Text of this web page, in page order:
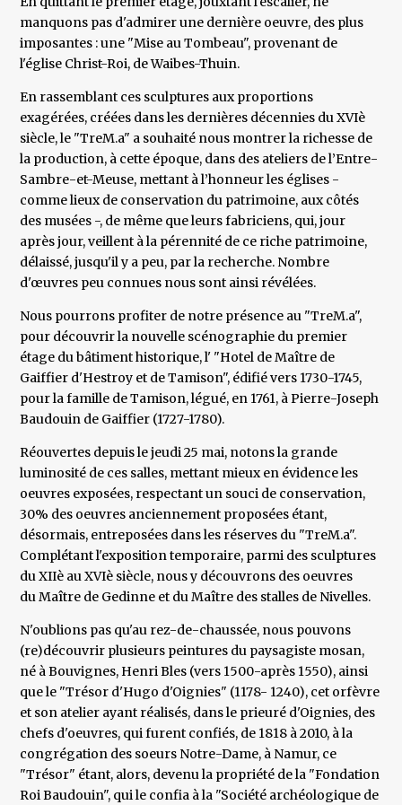
manquons pas d'admirer une dernière oeuvre, des plus
imposantes : une "Mise au Tombeau", provenant de
l'église Christ-Roi, de Waibes-Thuin.
En rassemblant ces sculptures aux proportions
exagérées, créées dans les dernières décennies du XVIè
siècle, le "TreM.a" a souhaité nous montrer la richesse de
la production, à cette époque, dans des ateliers de l’Entre-
Sambre-et-Meuse, mettant à l’honneur les églises -
comme lieux de conservation du patrimoine, aux côtés
des musées -, de même que leurs fabriciens, qui, jour
après jour, veillent à la pérennité de ce riche patrimoine,
délaissé, jusqu'il y a peu, par la recherche. Nombre
d'œuvres peu connues nous sont ainsi révélées.
Nous pourrons profiter de notre présence au "TreM.a",
pour découvrir la nouvelle scénographie du premier
étage du bâtiment historique, l' "Hotel de Maître de
Gaiffier d'Hestroy et de Tamison", édifié vers 1730-1745,
pour la famille de Tamison, légué, en 1761, à Pierre-Joseph
Baudouin de Gaiffier (1727-1780).
Réouvertes depuis le jeudi 25 mai, notons la grande
luminosité de ces salles, mettant mieux en évidence les
oeuvres exposées, respectant un souci de conservation,
30% des oeuvres anciennement proposées étant,
désormais, entreposées dans les réserves du "TreM.a".
Complétant l'exposition temporaire, parmi des sculptures
du XIIè au XVIè siècle, nous y découvrons des oeuvres
du Maître de Gedinne et du Maître des stalles de Nivelles.
N'oublions pas qu'au rez-de-chaussée, nous pouvons
(re)découvrir plusieurs peintures du paysagiste mosan,
né à Bouvignes, Henri Bles (vers 1500-après 1550), ainsi
que le "Trésor d'Hugo d'Oignies" (1178- 1240), cet orfèvre
et son atelier ayant réalisés, dans le prieuré d'Oignies, des
chefs d'oeuvres, qui furent confiés, de 1818 à 2010, à la
congrégation des soeurs Notre-Dame, à Namur, ce
"Trésor" étant, alors, devenu la propriété de la "Fondation
Roi Baudouin", qui le confia à la "Société archéologique de